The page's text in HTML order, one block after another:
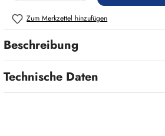
Zum Merkzettel hinzufügen
Beschreibung
Technische Daten